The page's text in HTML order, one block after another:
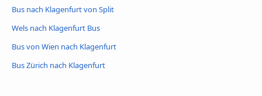
Bus nach Klagenfurt von Split
Wels nach Klagenfurt Bus
Bus von Wien nach Klagenfurt
Bus Zürich nach Klagenfurt